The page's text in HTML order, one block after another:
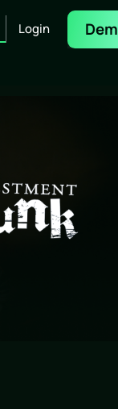
Login